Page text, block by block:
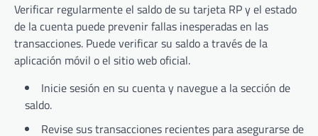
Verificar regularmente el saldo de su tarjeta RP y el estado
de la cuenta puede prevenir fallas inesperadas en las
transacciones. Puede verificar su saldo a través de la
aplicación móvil o el sitio web oficial.
Inicie sesión en su cuenta y navegue a la sección de
saldo.
Revise sus transacciones recientes para asegurarse de